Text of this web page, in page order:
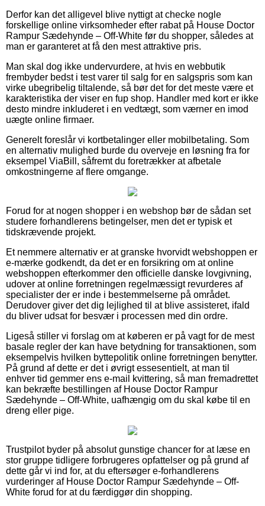
Derfor kan det alligevel blive nyttigt at checke nogle
forskellige online virksomheder efter rabat på House Doctor
Rampur Sædehynde – Off-White før du shopper, således at
man er garanteret at få den mest attraktive pris.
Man skal dog ikke undervurdere, at hvis en webbutik
frembyder bedst i test varer til salg for en salgspris som kan
virke ubegribelig tiltalende, så bør det for det meste være et
karakteristika der viser en fup shop. Handler med kort er ikke
desto mindre inkluderet i en vedtægt, som værner en imod
uægte online firmaer.
Generelt foreslår vi kortbetalinger eller mobilbetaling. Som
en alternativ mulighed burde du overveje en løsning fra for
eksempel ViaBill, såfremt du foretrækker at afbetale
omkostningerne af flere omgange.
Forud for at nogen shopper i en webshop bør de sådan set
studere forhandlerens betingelser, men det er typisk et
tidskrævende projekt.
Et nemmere alternativ er at granske hvorvidt webshoppen er
e-mærke godkendt, da det er en forsikring om at online
webshoppen efterkommer den officielle danske lovgivning,
udover at online forretningen regelmæssigt revurderes af
specialister der er inde i bestemmelserne på området.
Derudover giver det dig lejlighed til at blive assisteret, ifald
du bliver udsat for besvær i processen med din ordre.
Ligeså stiller vi forslag om at køberen er på vagt for de mest
basale regler der kan have betydning for transaktionen, som
eksempelvis hvilken byttepolitik online forretningen benytter.
På grund af dette er det i øvrigt essesentielt, at man til
enhver tid gemmer ens e-mail kvittering, så man fremadrettet
kan bekræfte bestillingen af House Doctor Rampur
Sædehynde – Off-White, uafhængig om du skal købe til en
dreng eller pige.
Trustpilot byder på absolut gunstige chancer for at læse en
stor gruppe tidligere forbrugeres opfattelser og på grund af
dette går vi ind for, at du eftersøger e-forhandlerens
vurderinger af House Doctor Rampur Sædehynde – Off-
White forud for at du færdiggør din shopping.